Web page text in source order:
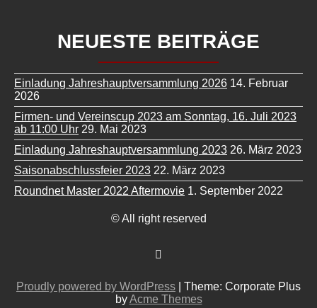
NEUESTE BEITRÄGE
Einladung Jahreshauptversammlung 2026 14. Februar
2026
Firmen- und Vereinscup 2023 am Sonntag, 16. Juli 2023
ab 11:00 Uhr 29. Mai 2023
Einladung Jahreshauptversammlung 2023 26. März 2023
Saisonabschlussfeier 2023 22. März 2023
Roundnet Master 2022 Aftermovie 1. September 2022
© All right reserved
Proudly powered by WordPress
Theme: Corporate Plus
byAcme Themes